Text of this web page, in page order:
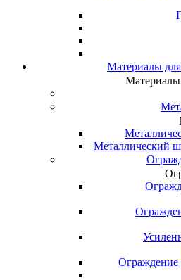
Материалы
Материалы
Металлический
Ограждение